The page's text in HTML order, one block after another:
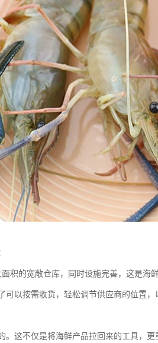
积的宽敞仓库，同时设施完善，这是海
可以按需收货，轻松调节供应商的位置
。这不仅是将海鲜产品拉回来的工具，